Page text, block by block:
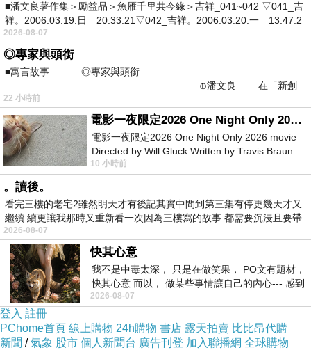
■潘文良著作集＞勵益品＞魚雁千里共今緣＞吉祥_041~042 ▽041_吉
祥。2006.03.19.日 20:33:21▽042_吉祥。2006.03.20.一 13:47:2
2026-08-07
◎專家與頭銜
■寓言故事 ◎專家與頭銜
⊕潘文良 在「新創
之谷」裡——
22 小時前
電影一夜限定2026 One Night Only 2026 movie
電影一夜限定2026 One Night Only 2026 movie
Directed by Will Gluck Written by Travis Braun
Starring Monica Barbaro
10 小時前
。讀後。
看完三樓的老宅2雖然明天才有後記其實中間到第三集有停更幾天才又
繼續 續更讓我那時又重新看一次因為三樓寫的故事 都需要沉浸且要帶
有
2026-08-07
快其心意
我不是中毒太深， 只是在做笑果， PO文有題材，
快其心意 而以， 做某些事情讓自己的內心--- 感到
愉快。
2026-08-07
登入 註冊
PChome首頁 線上購物 24h購物 書店 露天拍賣 比比昂代購
新聞 /氣象 股市 個人新聞台 廣告刊登 加入聯播網 全球購物